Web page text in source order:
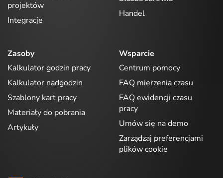
projektów
Integracje
Handel
Zasoby
Kalkulator godzin pracy
Kalkulator nadgodzin
Szablony kart pracy
Materiały do pobrania
Artykuły
Wsparcie
Centrum pomocy
FAQ mierzenia czasu
FAQ ewidencji czasu
pracy
Umów się na demo
Zarządzaj preferencjami
plików cookie